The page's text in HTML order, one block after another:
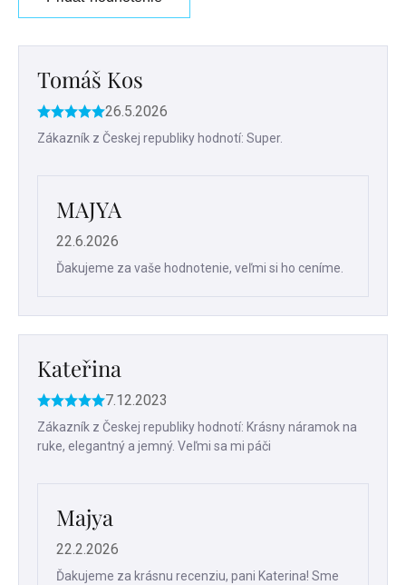
Tomáš Kos
Hodnotenie
produktu
hviezdičiek.
26.5.2026
Zákazník z Českej republiky hodnotí: Super.
MAJYA
22.6.2026
Ďakujeme za vaše hodnotenie, veľmi si ho ceníme.
Kateřina
Hodnotenie
produktu
je
hviezdičiek.
7.12.2023
Zákazník z Českej republiky hodnotí: Krásny náramok na
ruke, elegantný a jemný. Veľmi sa mi páči
Majya
22.2.2026
Ďakujeme za krásnu recenziu, pani Katerina! Sme